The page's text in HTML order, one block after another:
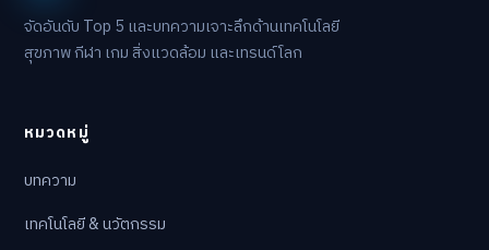
จัดอันดับ Top 5 และบทความเจาะลึกด้านเทคโนโลยี
สุขภาพ กีฬา เกม สิ่งแวดล้อม และเทรนด์โลก
หมวดหมู่
บทความ
เทคโนโลยี & นวัตกรรม